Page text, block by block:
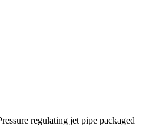
regulating jet pipe packaged